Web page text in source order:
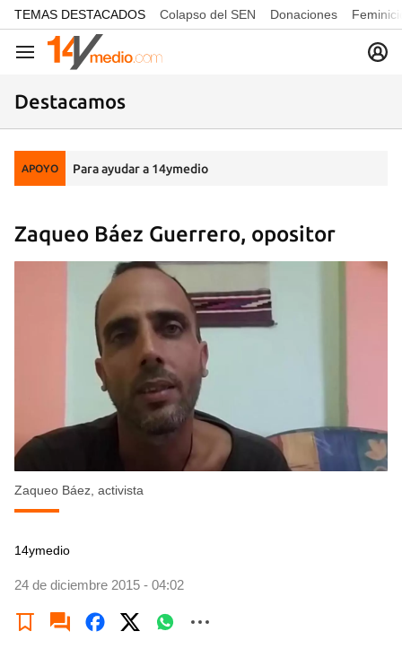
common.go-to-content
TEMAS DESTACADOS Colapso del SEN Donaciones
Navegación
Destacamos
APOYO Para ayudar a 14ymedio
Zaqueo Báez Guerrero, opositor
Zaqueo Báez, activista
14ymedio
24 de diciembre 2015 - 04:02